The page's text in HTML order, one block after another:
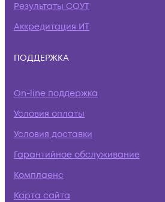
Результаты СОУТ
Аккредитация ИТ
ПОДДЕРЖКА
On-line поддержка
Условия оплаты
Условия доставки
Гарантийное обслуживание
Комплаенс
Карта сайта